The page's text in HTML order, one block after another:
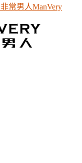
非常男人ManVery